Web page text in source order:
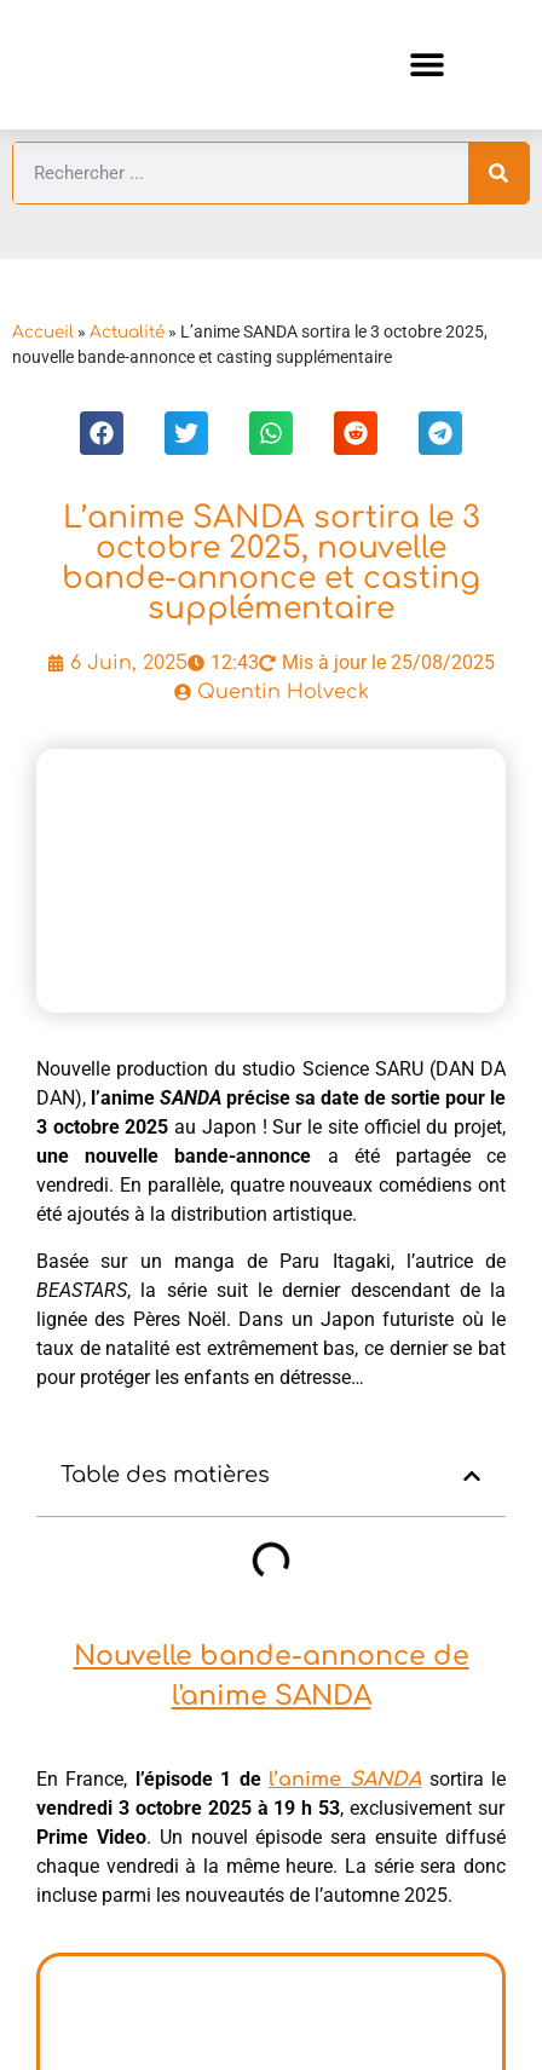
Accueil » Actualité » L’anime SANDA sortira le 3 octobre 2025,
nouvelle bande-annonce et casting supplémentaire
L’anime SANDA sortira le 3
octobre 2025, nouvelle
bande-annonce et casting
supplémentaire
6 Juin, 2025 12:43 Mis à jour le 25/08/2025
Quentin Holveck
Nouvelle production du studio Science SARU (DAN DA
DAN), l’anime SANDA précise sa date de sortie pour le
3 octobre 2025 au Japon ! Sur le site officiel du projet,
une nouvelle bande-annonce a été partagée ce
vendredi. En parallèle, quatre nouveaux comédiens ont
été ajoutés à la distribution artistique.
Basée sur un manga de Paru Itagaki, l’autrice de
BEASTARS, la série suit le dernier descendant de la
lignée des Pères Noël. Dans un Japon futuriste où le
taux de natalité est extrêmement bas, ce dernier se bat
pour protéger les enfants en détresse…
Table des matières
Nouvelle bande-annonce de
l'anime SANDA
En France, l’épisode 1 de l’anime SANDA sortira le
vendredi 3 octobre 2025 à 19 h 53, exclusivement sur
Prime Video. Un nouvel épisode sera ensuite diffusé
chaque vendredi à la même heure. La série sera donc
incluse parmi les nouveautés de l’automne 2025.